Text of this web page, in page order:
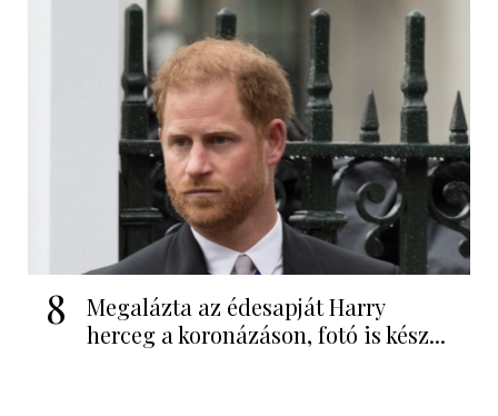
8
Megalázta az édesapját Harry
herceg a koronázáson, fotó is kész...